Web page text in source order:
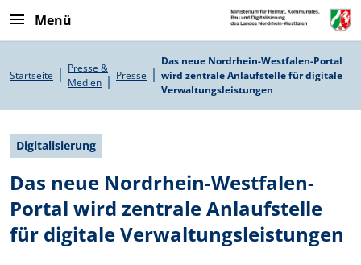
Menü
Pfadnavigation
Startseite
Presse &
Medien
Presse
Das neue Nordrhein-Westfalen-Portal
wird zentrale Anlaufstelle für digitale
Verwaltungsleistungen
Digitalisierung
Das neue Nordrhein-Westfalen-
Portal wird zentrale Anlaufstelle
für digitale Verwaltungsleistungen